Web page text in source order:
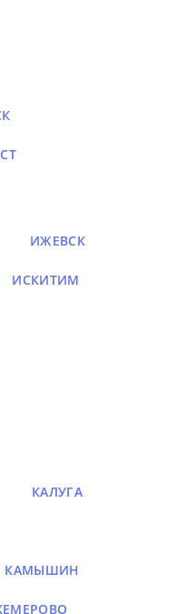
ИЖЕВСК
ИСКИТИМ
КАЛУГА
КАМЫШИН